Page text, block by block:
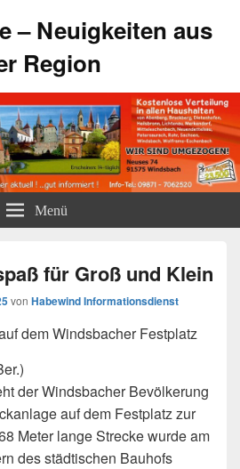
– Neuigkeiten aus
Region
Menü
für Groß und Klein
von Habewind Informationsdienst
dem Windsbacher Festplatz
der Windsbacher Bevölkerung
auf dem Festplatz zur
Meter lange Strecke wurde am
des städtischen Bauhofs